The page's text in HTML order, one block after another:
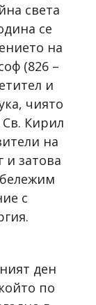
света
се
на
(826 –
и
чиято
Св. Кирил
на
и затова
с
ден
по